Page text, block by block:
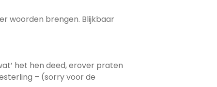
woorden brengen. Blijkbaar
het hen deed, erover praten
– (sorry voor de